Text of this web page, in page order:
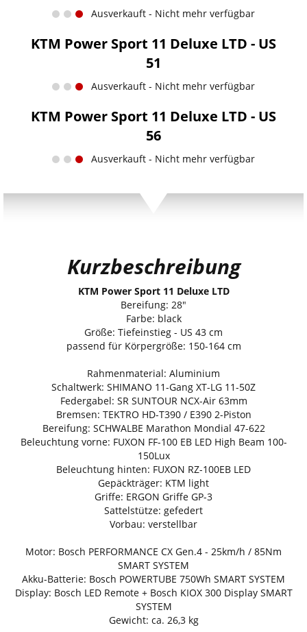
Ausverkauft - Nicht mehr verfügbar
KTM Power Sport 11 Deluxe LTD - US
51
Ausverkauft - Nicht mehr verfügbar
KTM Power Sport 11 Deluxe LTD - US
56
Ausverkauft - Nicht mehr verfügbar
Kurzbeschreibung
KTM Power Sport 11 Deluxe LTD
Bereifung: 28"
Farbe: black
Größe: Tiefeinstieg - US 43 cm
passend für Körpergröße: 150-164 cm
Rahmenmaterial: Aluminium
Schaltwerk: SHIMANO 11-Gang XT-LG 11-50Z
Federgabel: SR SUNTOUR NCX-Air 63mm
Bremsen: TEKTRO HD-T390 / E390 2-Piston
Bereifung: SCHWALBE Marathon Mondial 47-622
Beleuchtung vorne: FUXON FF-100 EB LED High Beam 100-
150Lux
Beleuchtung hinten: FUXON RZ-100EB LED
Gepäckträger: KTM light
Griffe: ERGON Griffe GP-3
Sattelstütze: gefedert
Vorbau: verstellbar
Motor: Bosch PERFORMANCE CX Gen.4 - 25km/h / 85Nm
SMART SYSTEM
Akku-Batterie: Bosch POWERTUBE 750Wh SMART SYSTEM
Display: Bosch LED Remote + Bosch KIOX 300 Display SMART
SYSTEM
Gewicht: ca. 26,3 kg